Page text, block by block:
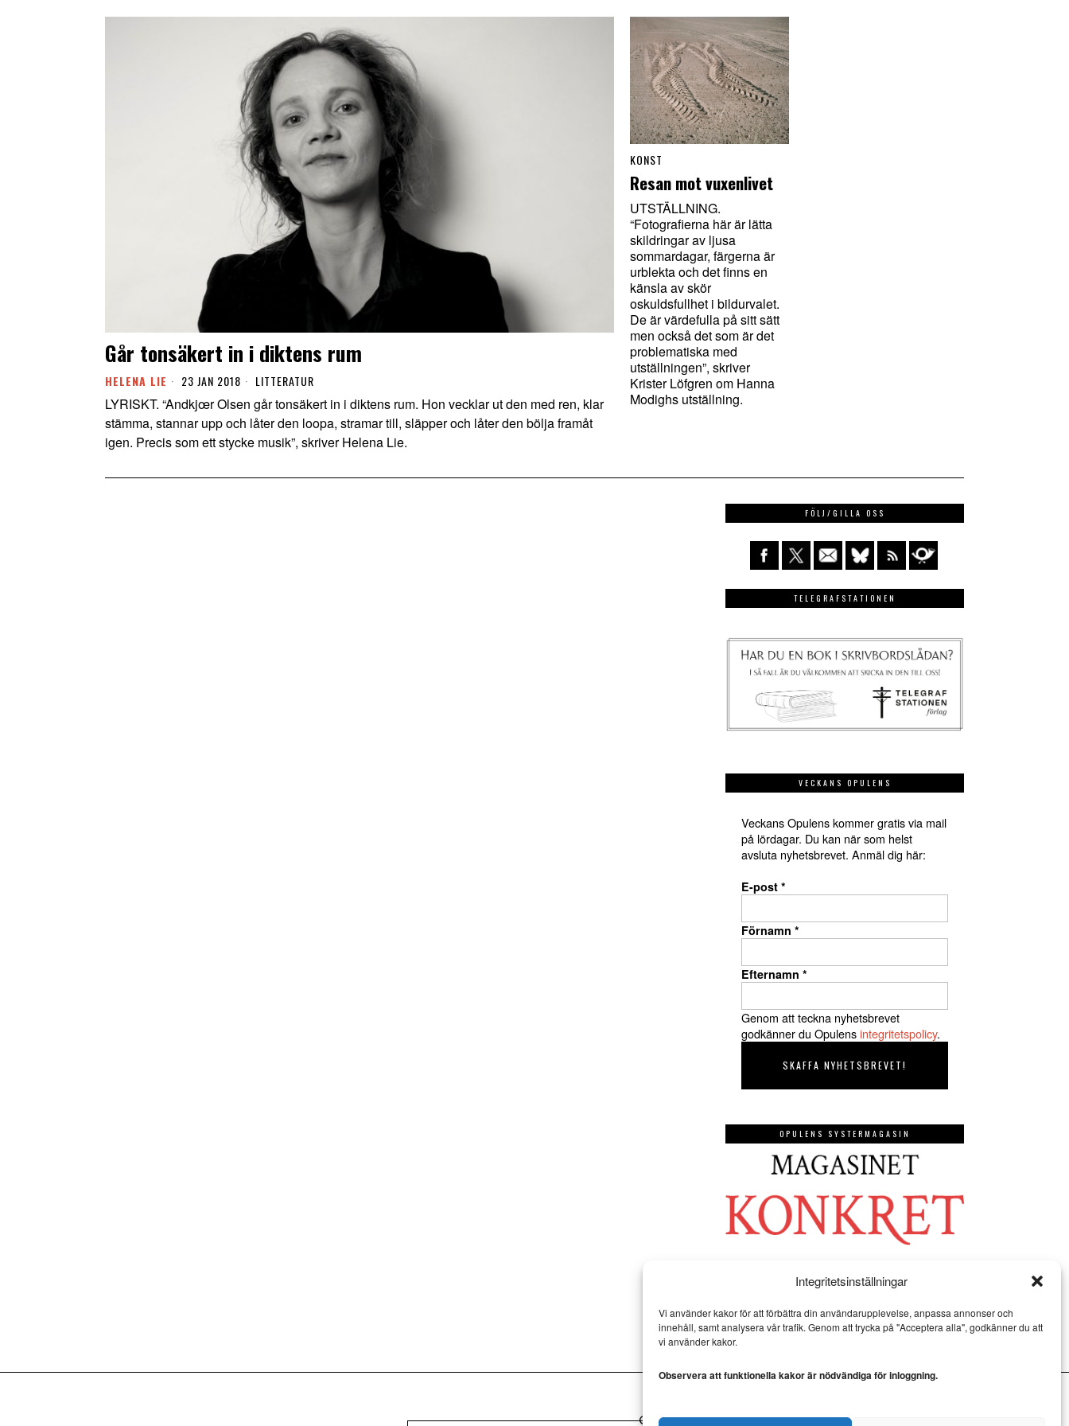
Integritetsinställningar
Vi använder kakor för att förbättra din användarupplevelse, anpassa annonser och
innehåll, samt analysera vår trafik. Genom att trycka på "Acceptera alla", godkänner du att
vi använder kakor.
Observera att funktionella kakor är nödvändiga för inloggning.
Går tonsäkert in i diktens rum
HELENA LIE 23 JAN 2018 LITTERATUR
LYRISKT. “Andkjœr Olsen går tonsäkert in i diktens rum. Hon vecklar ut den med ren, klar
stämma, stannar upp och låter den loopa, stramar till, släpper och låter den bölja framåt
igen. Precis som ett stycke musik”, skriver Helena Lie.
KONST
Resan mot vuxenlivet
UTSTÄLLNING.
“Fotografierna här är lätta
skildringar av ljusa
sommardagar, färgerna är
urblekta och det finns en
känsla av skör
oskuldsfullhet i bildurvalet.
De är värdefulla på sitt sätt
men också det som är det
problematiska med
utställningen”, skriver
Krister Löfgren om Hanna
Modighs utställning.
FÖLJ/GILLA OSS
TELEGRAFSTATIONEN
VECKANS OPULENS
Veckans Opulens kommer gratis via mail
på lördagar. Du kan när som helst
avsluta nyhetsbrevet. Anmäl dig här:
E-post *
Förnamn *
Efternamn *
Genom att teckna nyhetsbrevet
godkänner du Opulensintegritetspolicy.
OPULENS SYSTERMAGASIN